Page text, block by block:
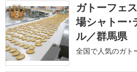
3
ガトーフェ
場シャトー･
ル／群馬県
全国で人気のガト